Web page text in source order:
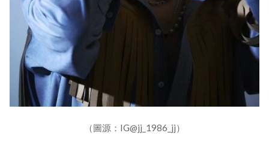
（圖源：IG@jj_1986_jj）